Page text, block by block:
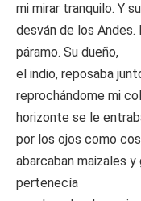
mi mirar tranquilo. Y
desván de los Andes.
páramo. Su dueño,
el indio, reposaba
reprochándome mi
horizonte se le
por los ojos como
abarcaban maizales
pertenecía